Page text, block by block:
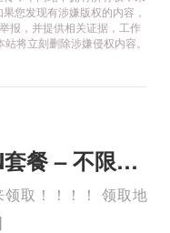
您发现有涉嫌版权的内容，
报，并提供相关证据，工作
将立刻删除涉嫌侵权内容。
阿里云 ESA 免费 CDN套餐 – 不限流量、全球加速 免费购买分享
取！！！！ 领取地